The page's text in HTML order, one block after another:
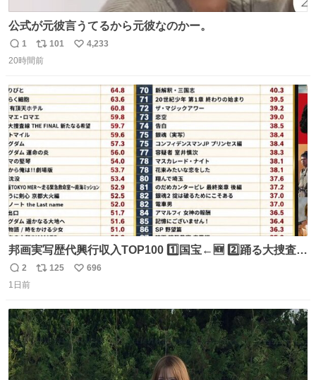
公式が元彼言うてるから元彼なのかー。
返
信
1
リ
ポ
ト
数
101
い
数
4,233
20時間前
邦画実写歴代興行収入TOP100 1️⃣国宝←🆕 2️⃣踊る大捜査線
THE MOVIE2 3️⃣南極物語 4️⃣踊る大捜査線 THE MOVIE 5️⃣
子猫物語 6️⃣劇場版コード・ブルー 7️⃣天と地と 8️⃣永遠の0
どなく、お別れです←🆕 … 60位 キングダム 魂の決戦←🆕
返
信
2
リ
ト
数
125
い
数
696
1日前